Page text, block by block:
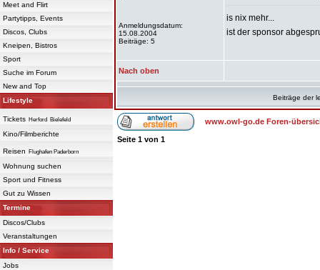
Meet and Flirt
Partytipps, Events
Discos, Clubs
Kneipen, Bistros
Sport
Suche im Forum
New and Top
Lifestyle
Tickets Herford Bielefeld
Kino/Filmberichte
Reisen Flughafen Paderborn
Wohnung suchen
Sport und Fitness
Gut zu Wissen
Termine
Discos/Clubs
Veranstaltungen
Info / Service
Jobs
Anmeldungsdatum:
15.08.2004
Beiträge: 5
is nix mehr...
ist der sponsor
Nach oben
Beiträge der
www.owl-go.de Foren-
Seite 1 von 1